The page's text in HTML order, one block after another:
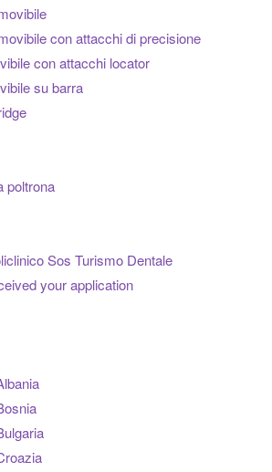
con attacchi di precisione
con attacchi locator
su barra
poltrona
Sos Turismo Dentale
your application